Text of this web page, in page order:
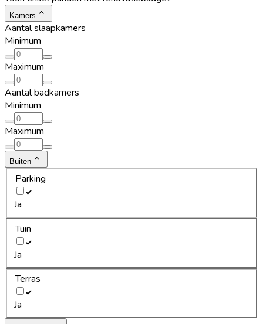
Kamers
Aantal slaapkamers
Minimum
Maximum
Aantal badkamers
Minimum
Maximum
Buiten
Parking
Ja
Tuin
Ja
Terras
Ja